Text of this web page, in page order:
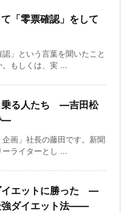
「零票確認」をして
」という言葉を聞いたこと
もしくは、実 ...
乗る人たち ―吉田松
―
画」社長の藤田です。新聞
ライターとし ...
イエットに勝った ―
強ダイエット法――